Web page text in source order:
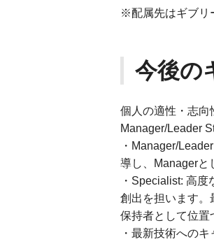
※配属先はギブリ
今後の
個人の適性・志向
Manager/Leader
・Manager/
導し、Managerと
・Specialist: 高
創出を担います。
保持者として位置
・最新技術への